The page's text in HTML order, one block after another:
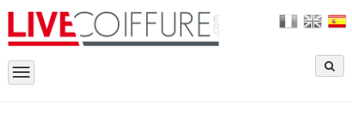
Toggle